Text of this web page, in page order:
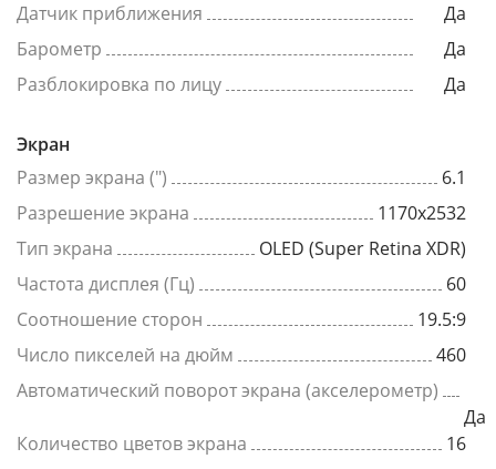
Датчик приближения
Да
Барометр
Да
Разблокировка по лицу
Да
Экран
Размер экрана (")
6.1
Разрешение экрана
1170x2532
Тип экрана
OLED (Super Retina XDR)
Частота дисплея (Гц)
60
Соотношение сторон
19.5:9
Число пикселей на дюйм
460
Автоматический поворот экрана (акселерометр)
Да
Количество цветов экрана
16